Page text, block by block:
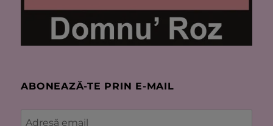
ABONEAZĂ-TE PRIN E-MAIL
Adresă